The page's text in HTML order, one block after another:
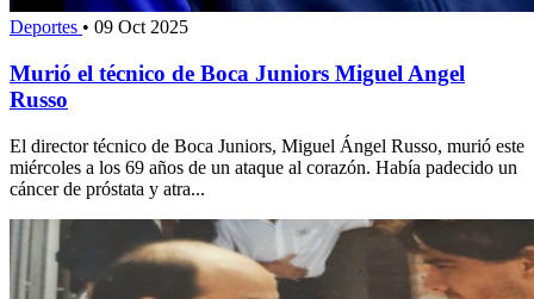
Deportes • 09 Oct 2025
Murió el técnico de Boca Juniors Miguel Angel
Russo
El director técnico de Boca Juniors, Miguel Ángel Russo, murió este
miércoles a los 69 años de un ataque al corazón. Había padecido un
cáncer de próstata y atra...